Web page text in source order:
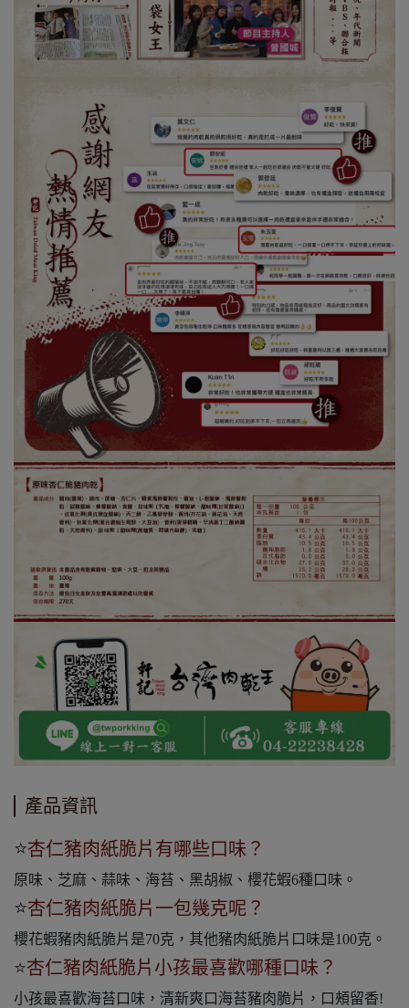
產品資訊
⭐杏仁豬肉紙脆片有哪些口味？
原味、芝麻、蒜味、海苔、黑胡椒、櫻花蝦6種口味。
⭐杏仁豬肉紙脆片一包幾克呢？
櫻花蝦豬肉紙脆片是70克，其他豬肉紙脆片口味是100克。
⭐杏仁豬肉紙脆片小孩最喜歡哪種口味？
小孩最喜歡海苔口味，清新爽口海苔豬肉脆片，口頰留香!